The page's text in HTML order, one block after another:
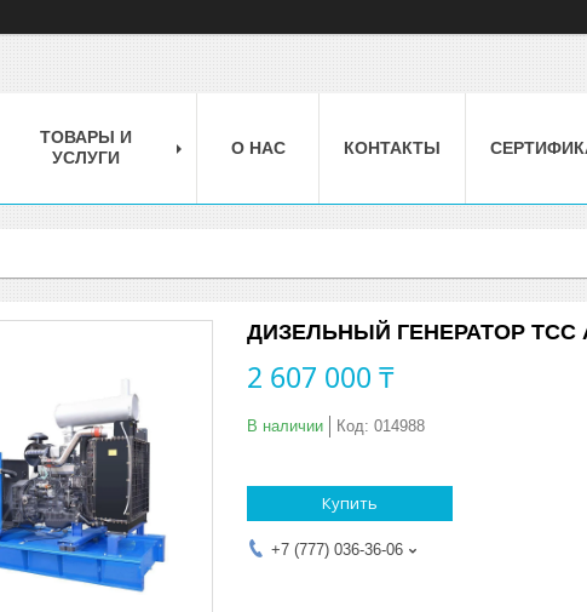
ТОВАРЫ И
УСЛУГИ
О НАС КОНТАКТЫ
ДИЗЕЛЬНЫЙ ГЕНЕРАТОР ТСС
2 607 000 ₸
В наличии Код: 014988
Купить
+7 (777) 036-36-06